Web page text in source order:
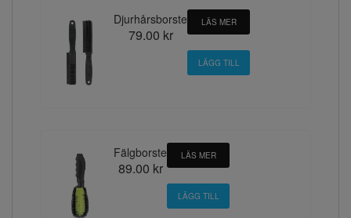
Djurhårsborste
79.00 kr
LÄS MER
Fälgborste
89.00 kr
LÄS MER